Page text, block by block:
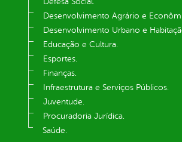
Desenvolvimento Agrário e
Desenvolvimento Urbano e
Educação e Cultura.
Esportes.
Finanças.
Infraestrutura e Serviços Públicos.
Juventude.
Procuradoria Jurídica.
Saúde.